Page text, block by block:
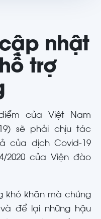
nhật
trợ
của Việt Nam
sẽ phải chịu tác
của dịch Covid-19
2020 của Viện đào
khó khăn mà chúng
để lại những hậu